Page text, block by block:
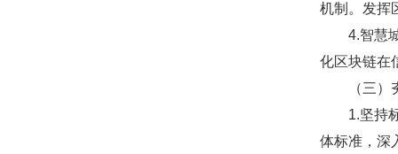
机制。发挥
4.智慧城
化区块链在
（三）夯
1.坚持标
体标准，深